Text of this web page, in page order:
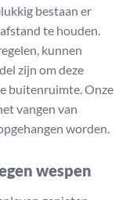
bestaan er
te houden.
kunnen
zijn om deze
buitenruimte. Onze
vangen van
worden.
wespen